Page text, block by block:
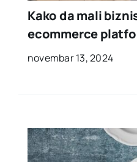
Kako da mali
ecommerce
novembar 13, 2024